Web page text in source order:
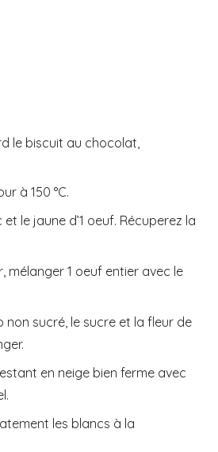
le biscuit au chocolat,
à 150 °C.
le jaune d’1 oeuf. Récuperez la
mélanger 1 oeuf entier avec le
non sucré, le sucre et la fleur de
en neige bien ferme avec
les blancs à la